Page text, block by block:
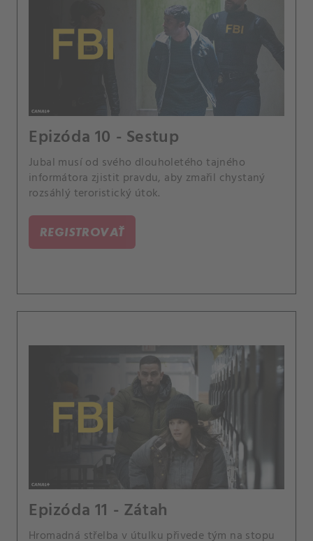
Epizóda 10 - Sestup
Jubal musí od svého dlouholetého tajného
informátora zjistit pravdu, aby zmařil chystaný
rozsáhlý teroristický útok.
REGISTROVAŤ
Epizóda 11 - Zátah
Hromadná střelba v útulku přivede tým na stopu